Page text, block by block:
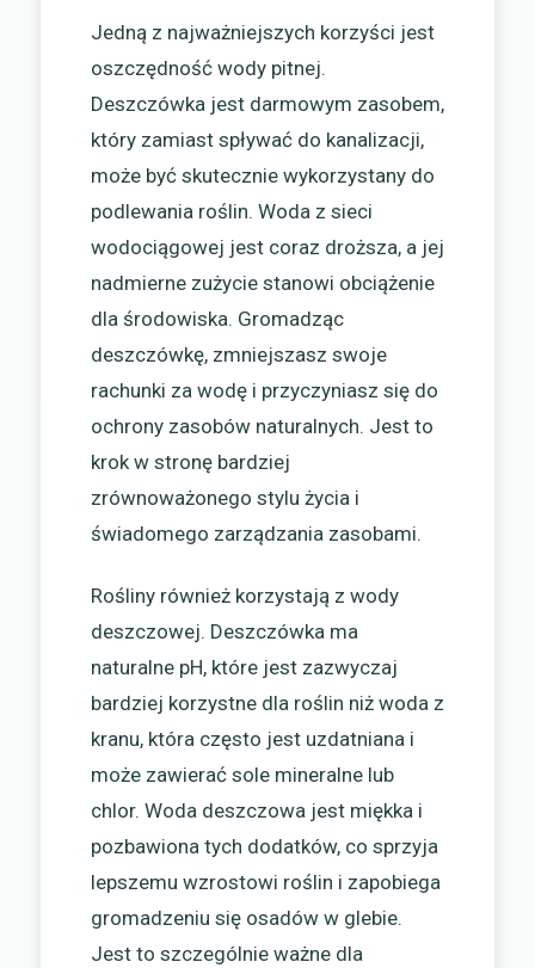
Jedną z najważniejszych korzyści jest
oszczędność wody pitnej.
Deszczówka jest darmowym zasobem,
który zamiast spływać do kanalizacji,
może być skutecznie wykorzystany do
podlewania roślin. Woda z sieci
wodociągowej jest coraz droższa, a jej
nadmierne zużycie stanowi obciążenie
dla środowiska. Gromadząc
deszczówkę, zmniejszasz swoje
rachunki za wodę i przyczyniasz się do
ochrony zasobów naturalnych. Jest to
krok w stronę bardziej
zrównoważonego stylu życia i
świadomego zarządzania zasobami.
Rośliny również korzystają z wody
deszczowej. Deszczówka ma
naturalne pH, które jest zazwyczaj
bardziej korzystne dla roślin niż woda z
kranu, która często jest uzdatniana i
może zawierać sole mineralne lub
chlor. Woda deszczowa jest miękka i
pozbawiona tych dodatków, co sprzyja
lepszemu wzrostowi roślin i zapobiega
gromadzeniu się osadów w glebie.
Jest to szczególnie ważne dla